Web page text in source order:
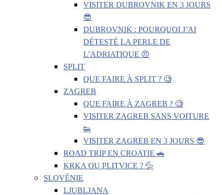
VISITER DUBROVNIK EN 3 JOURS
😎
DUBROVNIK : POURQUOI J’AI
DÉTESTÉ LA PERLE DE
L’ADRIATIQUE 😠
SPLIT
QUE FAIRE À SPLIT ? 🧐
ZAGREB
QUE FAIRE À ZAGREB ? 🧐
VISITER ZAGREB SANS VOITURE
👟
VISITER ZAGREB EN 3 JOURS 😎
ROAD TRIP EN CROATIE 🚗
KRKA OU PLITVICE ? 💦
SLOVÉNIE
LJUBLJANA